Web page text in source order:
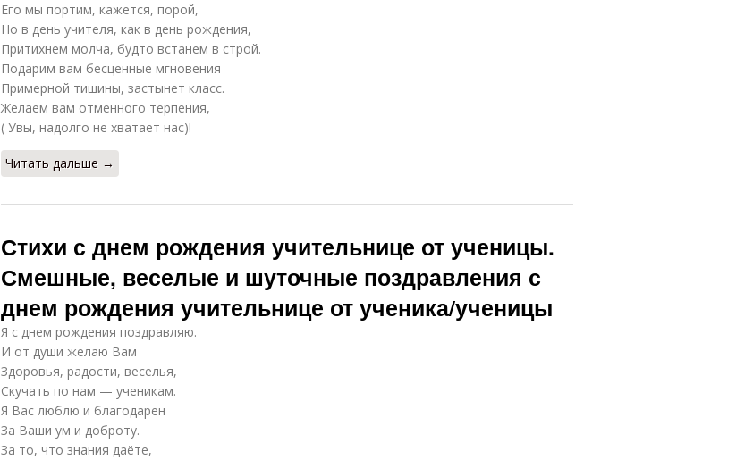
Его мы портим, кажется, порой,
Но в день учителя, как в день рождения,
Притихнем молча, будто встанем в строй.
Подарим вам бесценные мгновения
Примерной тишины, застынет класс.
Желаем вам отменного терпения,
( Увы, надолго не хватает нас)!
Читать дальше →
Стихи с днем рождения учительнице от ученицы.
Смешные, веселые и шуточные поздравления с
днем рождения учительнице от ученика/ученицы
Я с днем рождения поздравляю.
И от души желаю Вам
Здоровья, радости, веселья,
Скучать по нам — ученикам.
Я Вас люблю и благодарен
За Ваши ум и доброту.
За то, что знания даёте,